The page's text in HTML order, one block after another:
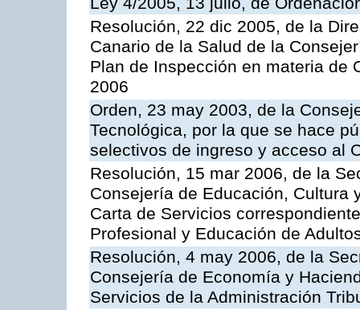
Resolución, 22 dic 2005, de la
Canario de la Salud de la
Plan de Inspección en materia de
2006
Orden, 23 may 2003, de la
Tecnológica, por la que se hace
selectivos de ingreso y acceso al
Resolución, 15 mar 2006, de la
Consejería de Educación, Cultura
Carta de Servicios
Profesional y Educación de
Resolución, 4 may 2006, de la
Consejería de Economía y
Servicios de la Administración